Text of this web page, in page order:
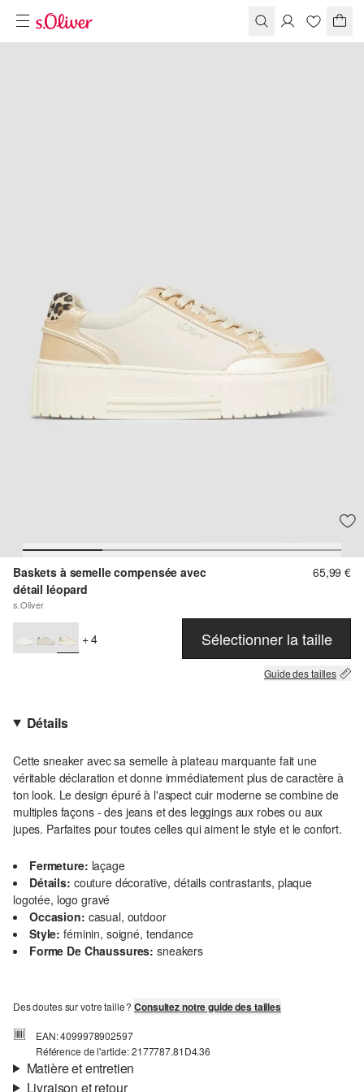
Baskets à semelle compensée avec
détail léopard
s.Oliver
65,99 €
+ 4 Sélectionner la taille
Guide des tailles
Détails
Cette sneaker avec sa semelle à plateau marquante fait une
véritable déclaration et donne immédiatement plus de caractère à
ton look. Le design épuré à l'aspect cuir moderne se combine de
multiples façons - des jeans et des leggings aux robes ou aux
jupes. Parfaites pour toutes celles qui aiment le style et le confort.
Fermeture: laçage
Détails: couture décorative, détails contrastants, plaque
logotée, logo gravé
Occasion: casual, outdoor
Style: féminin, soigné, tendance
Forme De Chaussures: sneakers
Des doutes sur votre taille ?Consultez notre guide des tailles
EAN: 4099978902597
Référence de l'article: 2177787.81D4.36
Matière et entretien
Livraison et retour